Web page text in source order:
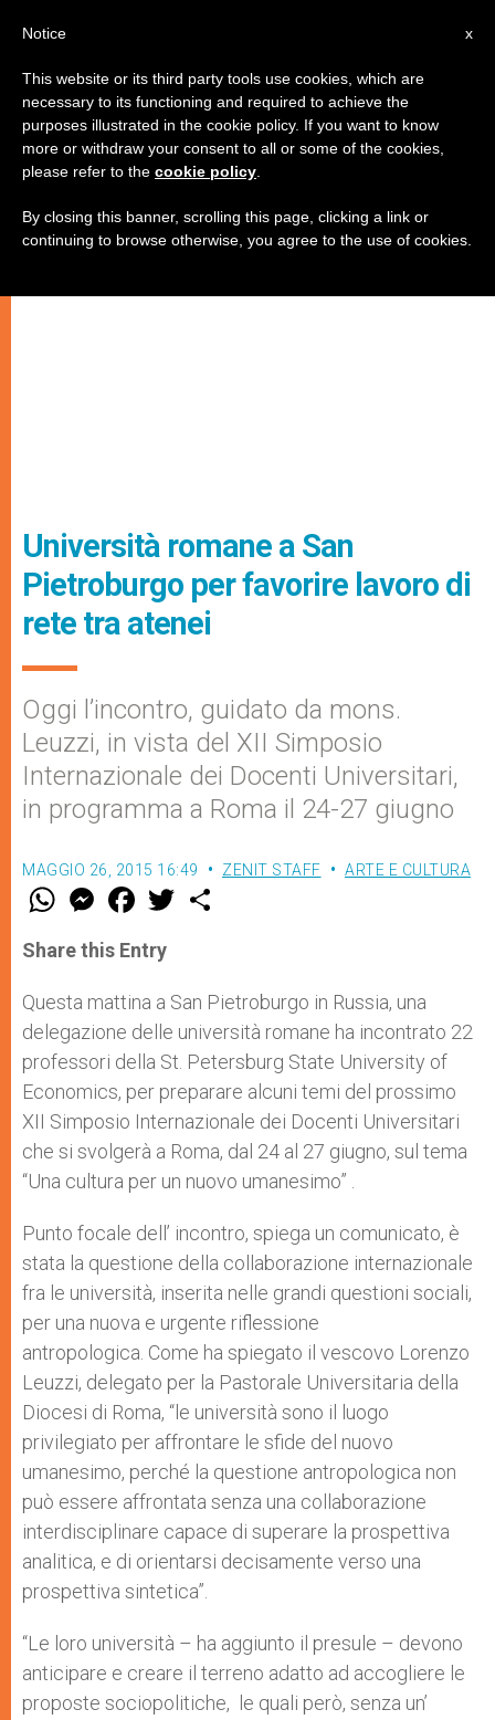
Università romane a San
Pietroburgo per favorire lavoro di
rete tra atenei
Oggi l’incontro, guidato da mons.
Leuzzi, in vista del XII Simposio
Internazionale dei Docenti Universitari,
in programma a Roma il 24-27 giugno
MAGGIO 26, 2015 16:49 ZENIT STAFF ARTE E CULTURA
W
t
s
p
p
M
e
s
e
g
e
r
F
a
e
b
o
k
w
r
Share this Entry
Questa mattina a San Pietroburgo in Russia, una
delegazione delle università romane ha incontrato 22
professori della St. Petersburg State University of
Economics, per preparare alcuni temi del prossimo
XII Simposio Internazionale dei Docenti Universitari
che si svolgerà a Roma, dal 24 al 27 giugno, sul tema
“Una cultura per un nuovo umanesimo” .
Punto focale dell’ incontro, spiega un comunicato, è
stata la questione della collaborazione internazionale
fra le università, inserita nelle grandi questioni sociali,
per una nuova e urgente riflessione
antropologica. Come ha spiegato il vescovo Lorenzo
Leuzzi, delegato per la Pastorale Universitaria della
Diocesi di Roma, “le università sono il luogo
privilegiato per affrontare le sfide del nuovo
umanesimo, perché la questione antropologica non
può essere affrontata senza una collaborazione
interdisciplinare capace di superare la prospettiva
analitica, e di orientarsi decisamente verso una
prospettiva sintetica”.
“Le loro università – ha aggiunto il presule – devono
anticipare e creare il terreno adatto ad accogliere le
proposte sociopolitiche, le quali però, senza un’
x
Notice
This website or its third party tools use cookies, which are
necessary to its functioning and required to achieve the
purposes illustrated in the cookie policy. If you want to know
more or withdraw your consent to all or some of the cookies,
please refer to the cookie policy
By closing this banner, scrolling this page, clicking a link or
continuing to browse otherwise, you agree to the use of cookies.